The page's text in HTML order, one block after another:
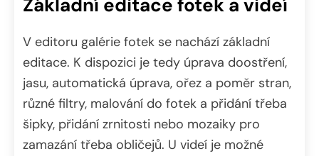
V editoru galérie fotek se nachází základní
editace. K dispozici je tedy úprava doostření,
jasu, automatická úprava, ořez a poměr stran,
různé filtry, malování do fotek a přidání třeba
šipky, přidání zrnitosti nebo mozaiky pro
zamazání třeba obličejů. U videí je možné